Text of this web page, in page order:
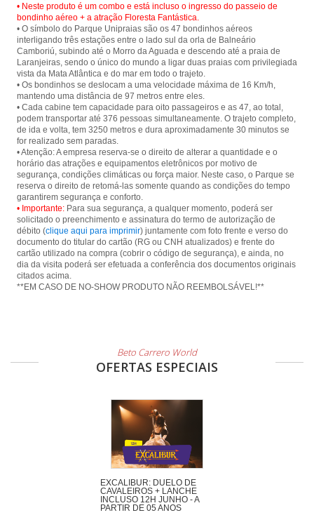
• Neste produto é um combo e está incluso o ingresso do passeio de
bondinho aéreo + a atração Floresta Fantástica.
• O símbolo do Parque Unipraias são os 47 bondinhos aéreos
interligando três estações entre o lado sul da orla de Balneário
Camboriú, subindo até o Morro da Aguada e descendo até a praia de
Laranjeiras, sendo o único do mundo a ligar duas praias com privilegiada
vista da Mata Atlântica e do mar em todo o trajeto.
• Os bondinhos se deslocam a uma velocidade máxima de 16 Km/h,
mantendo uma distância de 97 metros entre eles.
• Cada cabine tem capacidade para oito passageiros e as 47, ao total,
podem transportar até 376 pessoas simultaneamente. O trajeto completo,
de ida e volta, tem 3250 metros e dura aproximadamente 30 minutos se
for realizado sem paradas.
• Atenção: A empresa reserva-se o direito de alterar a quantidade e o
horário das atrações e equipamentos eletrônicos por motivo de
segurança, condições climáticas ou força maior. Neste caso, o Parque se
reserva o direito de retomá-las somente quando as condições do tempo
• Importante: Para sua segurança, a qualquer momento, poderá ser
solicitado o preenchimento e assinatura do termo de autorização de
débito (clique aqui para imprimir) juntamente com foto frente e verso do
documento do titular do cartão (RG ou CNH atualizados) e frente do
cartão utilizado na compra (cobrir o código de segurança), e ainda, no
dia da visita poderá ser efetuada a conferência dos documentos originais
citados acima.
**EM CASO DE NO-SHOW PRODUTO NÃO REEMBOLSÁVEL!**
Beto Carrero World
OFERTAS ESPECIAIS
EXCALIBUR: DUELO DE
CAVALEIROS + LANCHE
INCLUSO 12H JUNHO - A
PARTIR DE 05 ANOS